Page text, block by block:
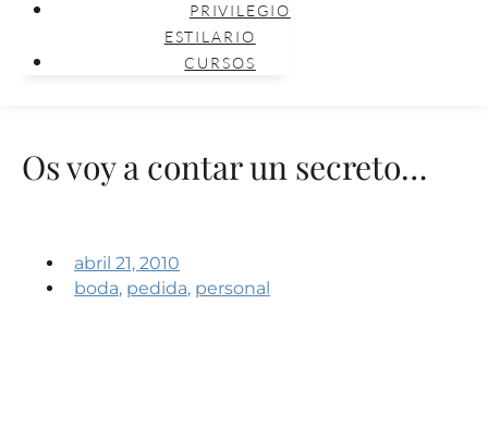
PRIVILEGIO
ESTILARIO
CURSOS
Os voy a contar un secreto…
abril 21, 2010
boda, pedida, personal